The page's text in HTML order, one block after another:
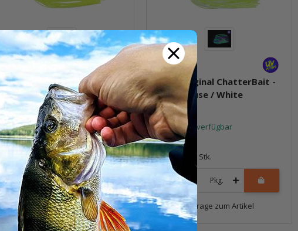
7.0g Original ChatterBait -
Chartreuse
Sofort verfügbar
8,99 €*
Packung: 1 Stk.
Pkg.
Frage zum Artikel
7.0g Original ChatterBait -
Chartreuse / White
Sofort verfügbar
8,99 €
Packung: 1 Stk.
Pkg.
Frage zum Artikel